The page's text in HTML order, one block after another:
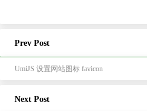
Prev Post
UmiJS 设置网站图标 favicon
Next Post